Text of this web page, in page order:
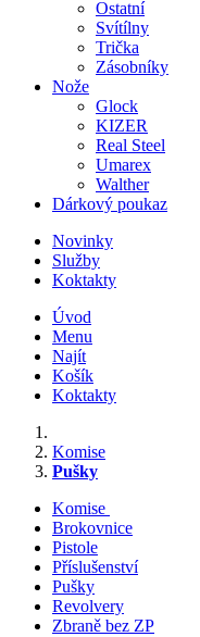
Ostatní
Svítílny
Trička
Zásobníky
Nože
Glock
KIZER
Real Steel
Umarex
Walther
Dárkový poukaz
Novinky
Služby
Koktakty
Úvod
Menu
Najít
Košík
Koktakty
Komise
Pušky
Komise
Brokovnice
Pistole
Příslušenství
Pušky
Revolvery
Zbraně bez ZP